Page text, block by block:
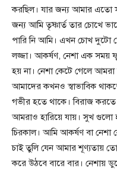
করছিল। যার জন্য আমার এতো
জন্য আমি তৃষ্ণার্ত তার চোখে
পারি নি আমি। এখন চোখ দুটো
লজ্জা। আকর্ষণ, নেশা এক সময়
হয় না। নেশা কেটে গেলে আমরা
আমাদের কখনও স্বাভাবিক
গভীর হতে থাকে। বিরাজ
আমরাও হারিয়ে যায়। সুখ গুলো
চিরকাল। আমি আকর্ষণ বা
চাই তুলি যেন আমার শূণ্যতায়
করে উঠবে বারে বার। নেশায়